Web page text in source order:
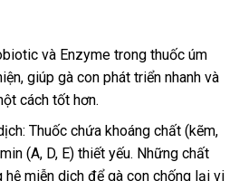
và Enzyme trong thuốc úm
giúp gà con phát triển nhanh và
cách tốt hơn.
Thuốc chứa khoáng chất (kẽm,
(A, D, E) thiết yếu. Những chất
miễn dịch để gà con chống lại vi